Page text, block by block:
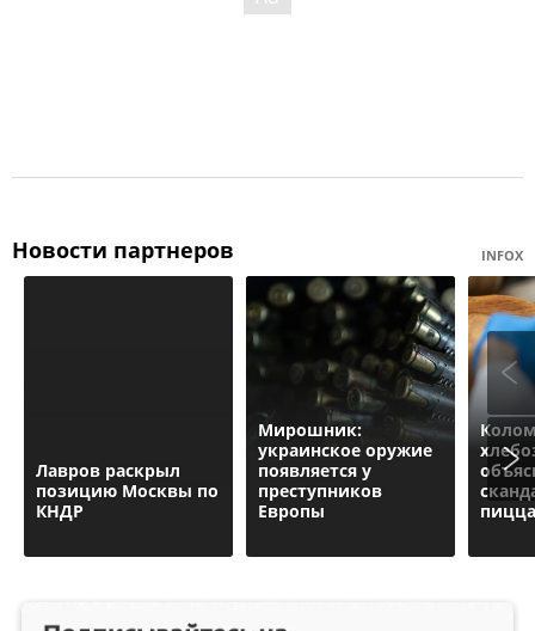
Новости партнеров INFOX
Лавров раскрыл
позицию Москвы по
КНДР
Мирошник:
украинское оружие
появляется у
преступников
Европы